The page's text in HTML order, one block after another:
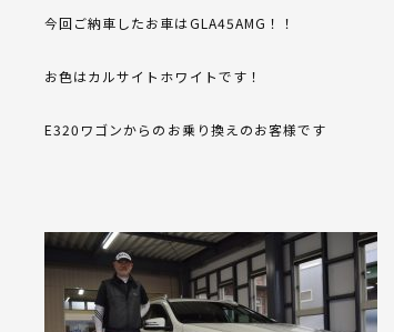
今回ご納車したお車はGLA45AMG！！
お色はカルサイトホワイトです！
E320ワゴンからのお乗り換えのお客様です